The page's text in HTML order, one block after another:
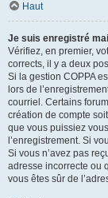
Haut
Je suis enregistré
Vérifiez, en premier,
corrects, il y a deux
Si la gestion COPPA
lors de
courriel. Certains
création de compte
que vous puissiez
l’enregistrement. Si
Si vous n’avez pas
adresse incorrecte ou
vous êtes sûr de